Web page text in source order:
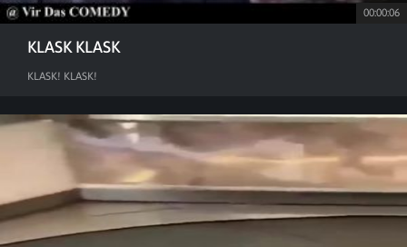
00:00:06
KLASK KLASK
KLASK! KLASK!